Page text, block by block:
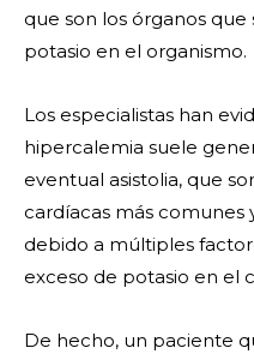
que son los órganos
potasio en el organismo.
Los especialistas han
hipercalemia suele
eventual asistolia, que
cardíacas más
debido a múltiples
exceso de potasio en el
De hecho, un paciente